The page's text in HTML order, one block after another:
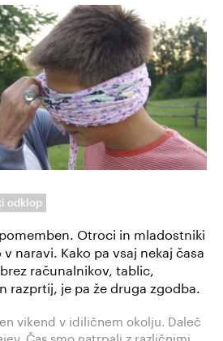
odklop
Otroci in mladostniki
naravi. Kako pa vsaj nekaj časa
računalnikov, tablic,
razprtij, je pa že druga zgodba.
vikend v idiličnem okolju. Daleč
Čas smo natrpali z različnimi